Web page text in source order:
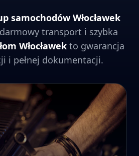
samochodówWłocławek
transport i szybka
Włocławek to gwarancja
i pełnej dokumentacji.